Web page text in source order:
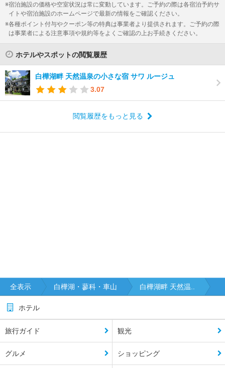
宿泊施設の価格や空室状況は常に変動しています。ご予約の際は各宿泊予約サ
イトや宿泊施設のホームページで最新の情報をご確認ください。
各種ポイント付与やクーポン等の特典は事業者より提供されます。ご予約の際
は事業者による注意事項や規約等をよくご確認の上お手続きください。
ホテルやスポットの閲覧履歴
白樺湖畔 天然温泉の小さな宿 サワ ルージュ
3.07
閲覧履歴をもっと見る
全表示 白樺湖・蓼科・車山 白樺湖畔 天然温..
ホテル
旅行ガイド 観光
グルメ ショッピング